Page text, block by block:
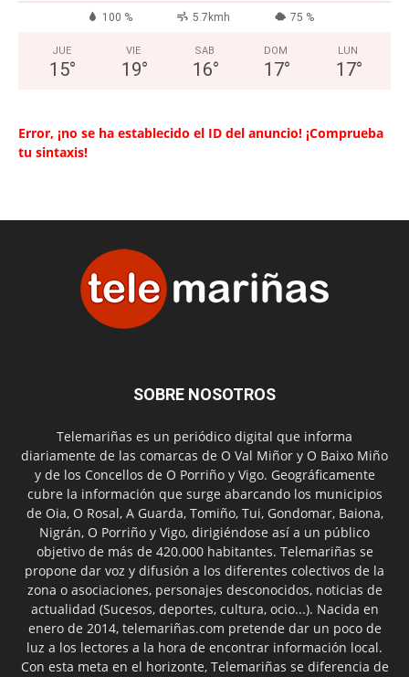
100 % 5.7kmh 75 %
JUE
15°
VIE
19°
SAB
16°
DOM
17°
LUN
17°
Error, ¡no se ha establecido el ID del anuncio! ¡Comprueba
tu sintaxis!
SOBRE NOSOTROS
Telemariñas es un periódico digital que informa
diariamente de las comarcas de O Val Miñor y O Baixo Miño
y de los Concellos de O Porriño y Vigo. Geográficamente
cubre la información que surge abarcando los municipios
de Oia, O Rosal, A Guarda, Tomiño, Tui, Gondomar, Baiona,
Nigrán, O Porriño y Vigo, dirigiéndose así a un público
objetivo de más de 420.000 habitantes. Telemariñas se
propone dar voz y difusión a los diferentes colectivos de la
zona o asociaciones, personajes desconocidos, noticias de
actualidad (Sucesos, deportes, cultura, ocio...). Nacida en
enero de 2014, telemariñas.com pretende dar un poco de
luz a los lectores a la hora de encontrar información local.
Con esta meta en el horizonte, Telemariñas se diferencia de